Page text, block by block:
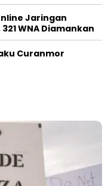
Jaringan
WNA Diamankan
Curanmor